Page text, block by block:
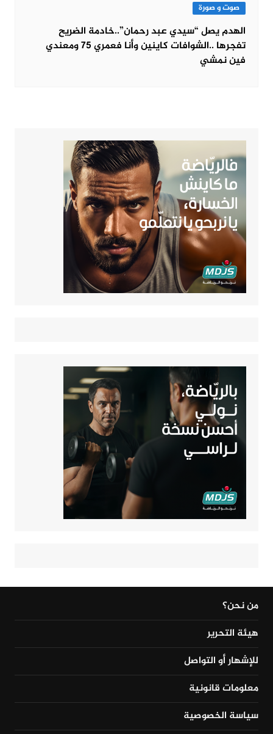
صوت و صورة
الهدم يصل “سيدي عبد رحمان”..خادمة الضريح
تفجرها ..الشوافات كاينين وأنا فعمري 75 ومعندي
فين نمشي
من نحن؟
هيئة التحرير
للإشهار أو التواصل
معلومات قانونية
سياسة الخصوصية